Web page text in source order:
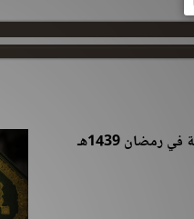
1439هـ